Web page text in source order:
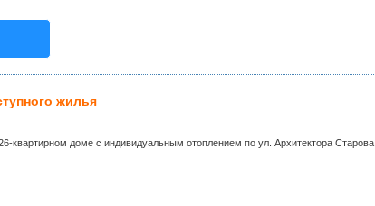
жилья
квартирном доме с индивидуальным отоплением по ул. Архитектора Старова,